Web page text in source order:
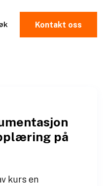
Kontakt oss
på
kurs en